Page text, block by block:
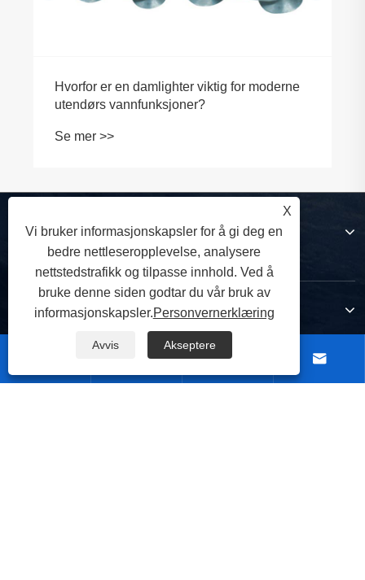
Hvorfor er en damlighter viktig for moderne
utendørs vannfunksjoner?
Se mer >>
Om oss
Produkter
Kontakt oss
 
X
Vi bruker informasjonskapsler for å gi deg en
bedre nettleseropplevelse, analysere
nettstedstrafikk og tilpasse innhold. Ved å
bruke denne siden godtar du vår bruk av
informasjonskapsler.Personvernerklæring
Avvis Akseptere